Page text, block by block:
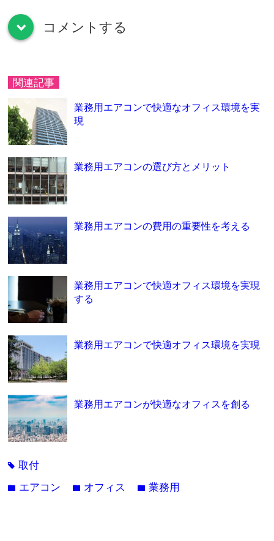
down コメントする
関連記事
業務用エアコンで快適なオフィス環境を実
現
業務用エアコンの選び方とメリット
業務用エアコンの費用の重要性を考える
業務用エアコンで快適オフィス環境を実現
する
業務用エアコンで快適オフィス環境を実現
業務用エアコンが快適なオフィスを創る
tag取付
folder エアコン folder オフィス folder業務用